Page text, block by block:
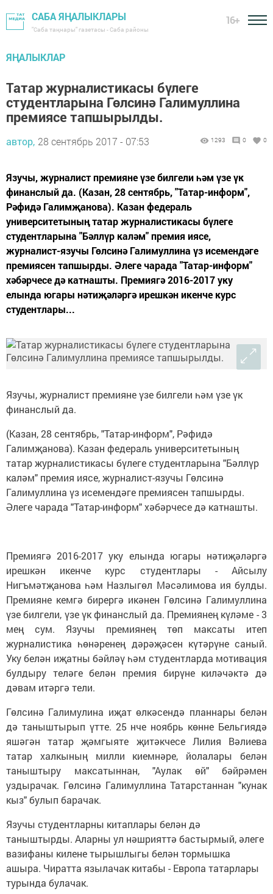
САБА ЯҢАЛЫКЛАРЫ
"Саба таңнары" газетасы - Саба районы
16+
ЯҢАЛЫКЛАР
Татар журналистикасы бүлеге
студентларына Гөлсинә Галимуллина
премиясе тапшырылды.
автор, 28 сентябрь 2017 - 07:53 1293 0 0
Язучы, журналист премияне үзе билгели һәм үзе үк
финанслый да. (Казан, 28 сентябрь, "Татар-информ",
Рәфидә Галимҗанова). Казан федераль
университетының татар журналистикасы бүлеге
студентларына "Бәллүр каләм" премия иясе,
журналист-язучы Гөлсинә Галимуллина үз исемендәге
премиясен тапшырды. Әлеге чарада "Татар-информ"
хәбәрчесе дә катнашты. Премиягә 2016-2017 уку
елында югары нәтиҗәләргә ирешкән икенче курс
студентлары...
Язучы, журналист премияне үзе билгели һәм үзе үк
финанслый да.
(Казан, 28 сентябрь, "Татар-информ", Рәфидә
Галимҗанова). Казан федераль университетының
татар журналистикасы бүлеге студентларына "Бәллүр
каләм" премия иясе, журналист-язучы Гөлсинә
Галимуллина үз исемендәге премиясен тапшырды.
Әлеге чарада "Татар-информ" хәбәрчесе дә катнашты.
Премиягә 2016-2017 уку елында югары нәтиҗәләргә
ирешкән икенче курс студентлары - Айсылу
Нигъмәтҗанова һәм Назлыгөл Мәсәлимова ия булды.
Премияне кемгә бирергә икәнен Гөлсинә Галимуллина
үзе билгели, үзе үк финанслый да. Премиянең күләме - 3
мең сум. Язучы премиянең төп максаты итеп
журналистика һөнәренең дәрәҗәсен күтәрүне саный.
Уку белән иҗатны бәйләү һәм студентларда мотивация
булдыру теләге белән премия бирүне киләчәктә дә
дәвам итәргә тели.
Гөлсинә Галимулина иҗат өлкәсендә планнары белән
дә таныштырып үтте. 25 нче ноябрь көнне Бельгиядә
яшәгән татар җәмгыяте җитәкчесе Лилия Вәлиева
татар халкының милли киемнәре, йолалары белән
таныштыру максатыннан, "Аулак өй" бәйрәмен
уздырачак. Гөлсинә Галимуллина Татарстаннан "кунак
кыз" булып барачак.
Язучы студентларны китаплары белән дә
таныштырды. Аларны ул нәшрияттә бастырмый, әлеге
вазифаны килене тырышлыгы белән тормышка
ашыра. Чиратта язылачак китабы - Европа татарлары
турында булачак.